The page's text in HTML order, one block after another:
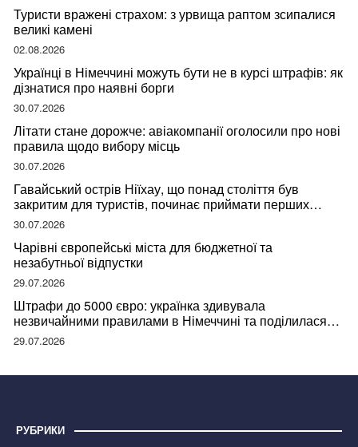
Туристи вражені страхом: з урвища раптом зсипалися
великі камені
02.08.2026
Українці в Німеччині можуть бути не в курсі штрафів: як
дізнатися про наявні борги
30.07.2026
Літати стане дорожче: авіакомпанії оголосили про нові
правила щодо вибору місць
30.07.2026
Гавайський острів Ніїхау, що понад століття був
закритим для туристів, починає приймати перших
відвідувачів
30.07.2026
Чарівні європейські міста для бюджетної та
незабутньої відпустки
29.07.2026
Штрафи до 5000 євро: українка здивувала
незвичайними правилами в Німеччині та поділилася
правдою
29.07.2026
РУБРИКИ